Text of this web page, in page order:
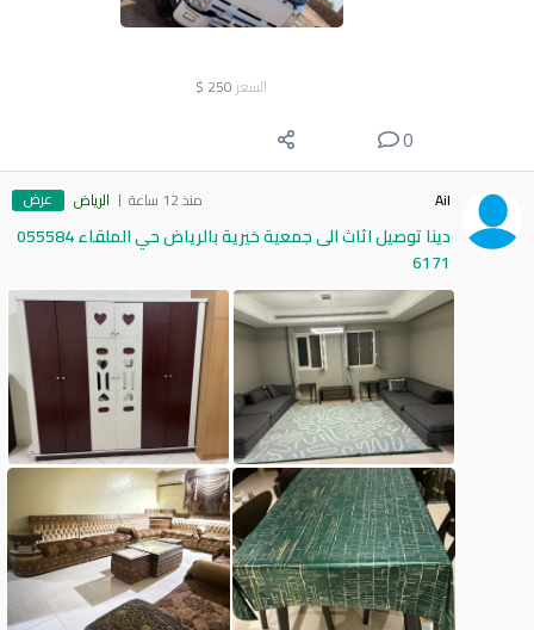
السعر 250
$
0
Ail منذ 12 ساعة الرياض عرض
دينا توصيل اثاث الى جمعية خيرية بالرياض حي الملقاء 055584
6171